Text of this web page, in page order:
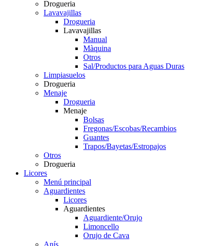
Drogueria
Lavavajillas
Drogueria
Lavavajillas
Manual
Màquina
Otros
Sal/Productos para Aguas Duras
Limpiasuelos
Drogueria
Menaje
Drogueria
Menaje
Bolsas
Fregonas/Escobas/Recambios
Guantes
Trapos/Bayetas/Estropajos
Otros
Drogueria
Licores
Menú principal
Aguardientes
Licores
Aguardientes
Aguardiente/Orujo
Limoncello
Orujo de Cava
Anís